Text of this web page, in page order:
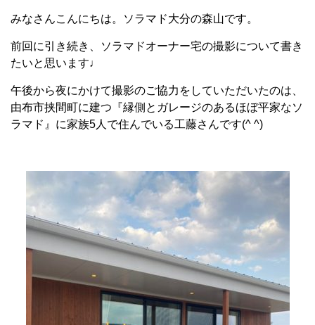
みなさんこんにちは。ソラマド大分の森山です。
前回に引き続き、ソラマドオーナー宅の撮影について書き
たいと思います♩
午後から夜にかけて撮影のご協力をしていただいたのは、
由布市挟間町に建つ『縁側とガレージのあるほぼ平家なソ
ラマド』に家族5人で住んでいる工藤さんです(^ ^)